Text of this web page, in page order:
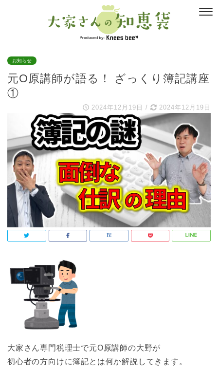
お知らせ
元O原講師が語る！ ざっくり簿記講座
①
2024年12月19日 / 2024年12月19日
大家さん専門税理士で元O原講師の大野が
初心者の方向けに簿記とは何か解説してきます。